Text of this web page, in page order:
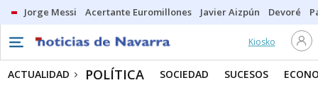
Jorge Messi Acertante Euromillones Javier Aizpún Devoré
Kiosko
ACTUALIDAD POLÍTICA SOCIEDAD SUCESOS